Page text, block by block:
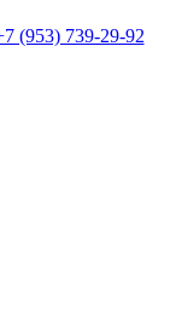
(953) 739-29-92